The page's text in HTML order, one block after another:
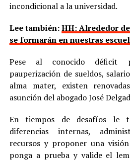
incondicional a la universidad.
Lee también:HH: Alrededor
se formarán en nuestras
Pese al conocido déficit
pauperización de sueldos,
alma mater, existen
asunción del abogado José
En tiempos de desafíos le
diferencias internas,
recursos y proponer una
ponga a prueba y valide el